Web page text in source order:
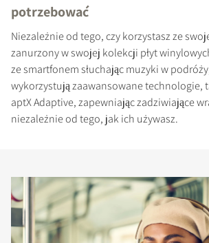
potrzebować
Niezależnie od tego, czy korzystasz ze
zanurzony w swojej kolekcji płyt
ze smartfonem słuchając muzyki w
wykorzystują zaawansowane technologie,
aptX Adaptive, zapewniając zadziwiające
niezależnie od tego, jak ich używasz.